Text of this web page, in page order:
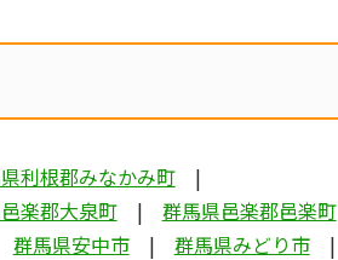
利根郡みなかみ町
楽郡大泉町
群馬県邑楽郡邑楽町
群馬県安中市
群馬県みどり市